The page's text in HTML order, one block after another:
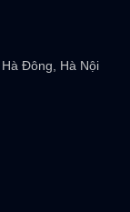
Đông, Hà Nội